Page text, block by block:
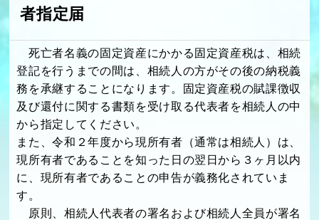
者指定届
死亡者名義の固定資産にかかる固定資産税は、相続
登記を行うまでの間は、相続人の方がその後の納税義
務を承継することになります。固定資産税の賦課徴収
及び還付に関する書類を受け取る代表者を相続人の中
から指定してください。
また、令和２年度から現所有者（通常は相続人）は、
現所有者であることを知った日の翌日から３ヶ月以内
に、現所有者であることの申告が義務化されていま
す。
原則、相続人代表者の署名および相続人全員が署名